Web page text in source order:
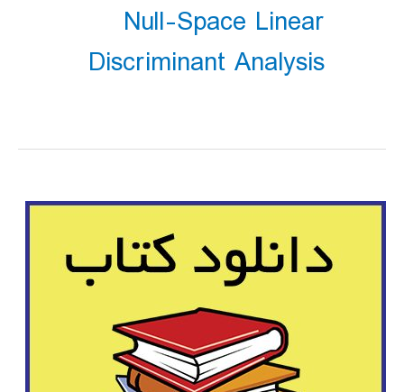
Null-Space Linear
Discriminant Analysis